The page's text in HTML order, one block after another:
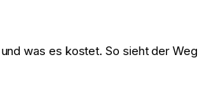
was es kostet. So sieht der Weg